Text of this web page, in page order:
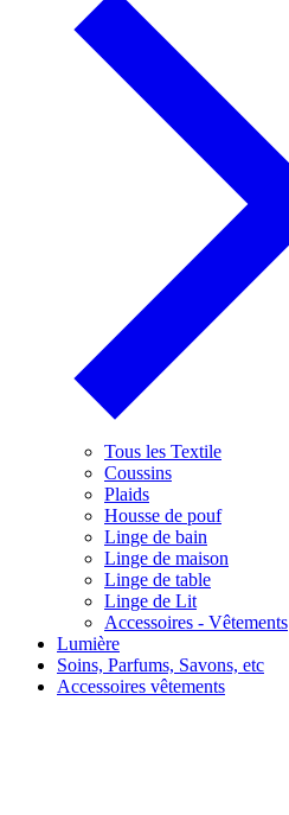
Tous les Textile
Coussins
Plaids
Housse de pouf
Linge de bain
Linge de maison
Linge de table
Linge de Lit
Accessoires - Vêtements
Lumière
Soins, Parfums, Savons, etc
Accessoires vêtements